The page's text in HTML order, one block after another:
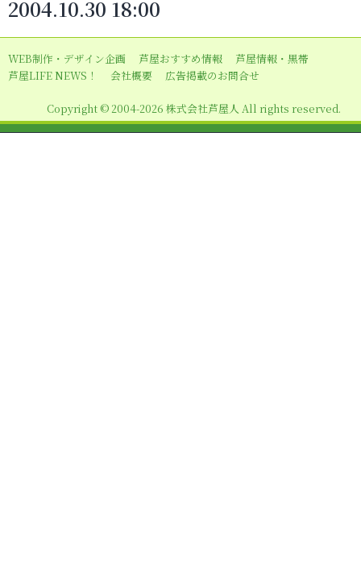
ー
シ
ョ
2004.10.30 18:00
WEB制作・デザイン企画 芦屋おすすめ情報
芦屋情報・黒帯
芦屋LIFE NEWS！
会社概要 広告掲載のお問合せ
Copyright © 2004-2026 株式会社芦屋人 All rights reserved.